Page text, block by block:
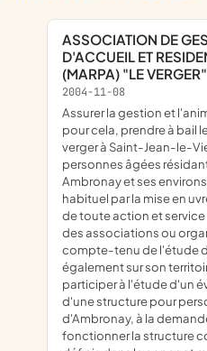
ASSOCIATION DE GESTION DE LA MAISON
D'ACCUEIL ET
(MARPA) "LE VERGER"
2004-11-08
assurer la gestion et l'animation de la marpa "le verger" ;
pour cela, prendre à bail
verger à Saint-Jean-le-
personnes âgées
Ambronay et ses
habituel par la mise en
de toute action et
des associations ou
compte-tenu de l'étude
également sur son
participer à l'étude d'un
d'une structure pour
d'Ambronay, à la
fonctionner la structure